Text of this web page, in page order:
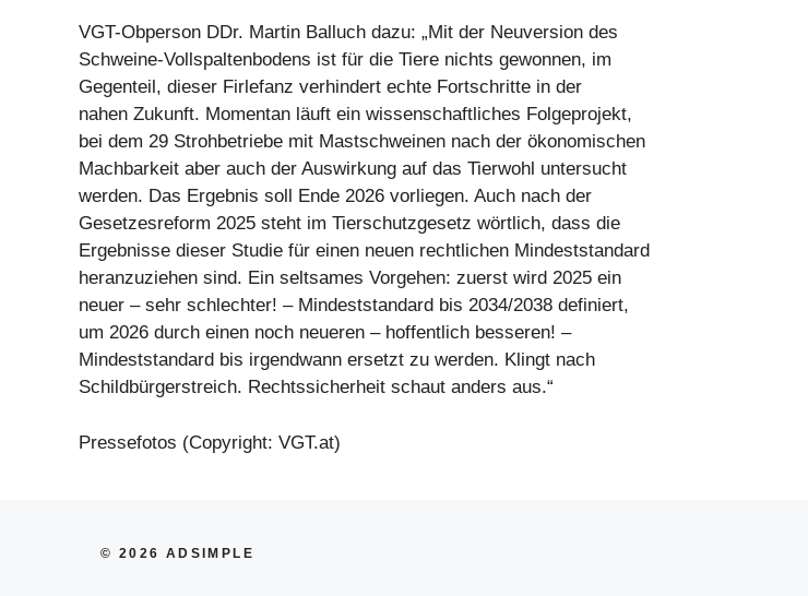
VGT-Obperson DDr. Martin Balluch dazu: „Mit der Neuversion des
Schweine-Vollspaltenbodens ist für die Tiere nichts gewonnen, im
Gegenteil, dieser Firlefanz verhindert echte Fortschritte in der
nahen Zukunft. Momentan läuft ein wissenschaftliches Folgeprojekt,
bei dem 29 Strohbetriebe mit Mastschweinen nach der ökonomischen
Machbarkeit aber auch der Auswirkung auf das Tierwohl untersucht
werden. Das Ergebnis soll Ende 2026 vorliegen. Auch nach der
Gesetzesreform 2025 steht im Tierschutzgesetz wörtlich, dass die
Ergebnisse dieser Studie für einen neuen rechtlichen Mindeststandard
heranzuziehen sind. Ein seltsames Vorgehen: zuerst wird 2025 ein
neuer – sehr schlechter! – Mindeststandard bis 2034/2038 definiert,
um 2026 durch einen noch neueren – hoffentlich besseren! –
Mindeststandard bis irgendwann ersetzt zu werden. Klingt nach
Schildbürgerstreich. Rechtssicherheit schaut anders aus.“
Pressefotos (Copyright: VGT.at)
© 2026 ADSIMPLE